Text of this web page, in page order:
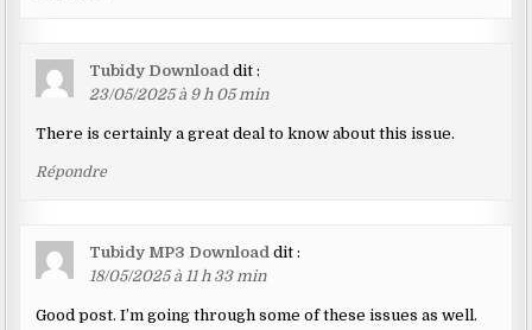
Tubidy Download dit :
23/05/2025 à 9 h 05 min
There is certainly a great deal to know about this issue.
Répondre
Tubidy MP3 Download dit :
18/05/2025 à 11 h 33 min
Good post. I’m going through some of these issues as well.